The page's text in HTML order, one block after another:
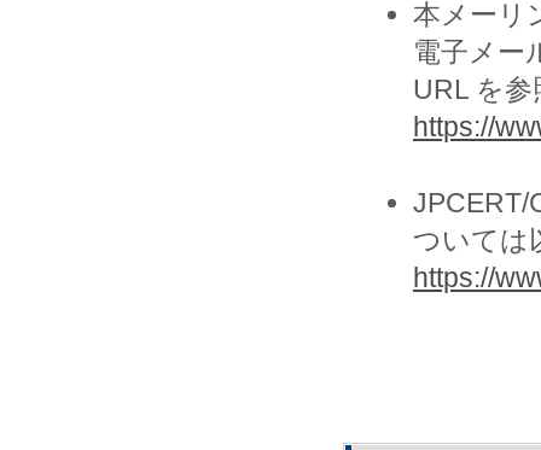
本メーリ
電子メー
URL を
https://
JPCERT/
ついては
https://